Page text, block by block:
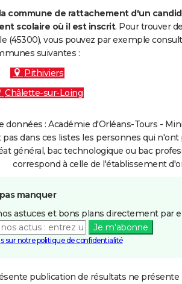
la commune de rattachement d'un
scolaire où il est inscrit. Pour trouver
(45300), vous pouvez par exemple
suivantes :
Pithiviers
Châlette-sur-Loing
données : Académie d'Orléans-Tours -
dans ces listes les personnes qui
général, bac technologique ou bac
correspond à celle de l'établissement
manquer
astuces et bons plans directement par
Je m'abonne
sur notre politique de confidentialité
publication de résultats ne